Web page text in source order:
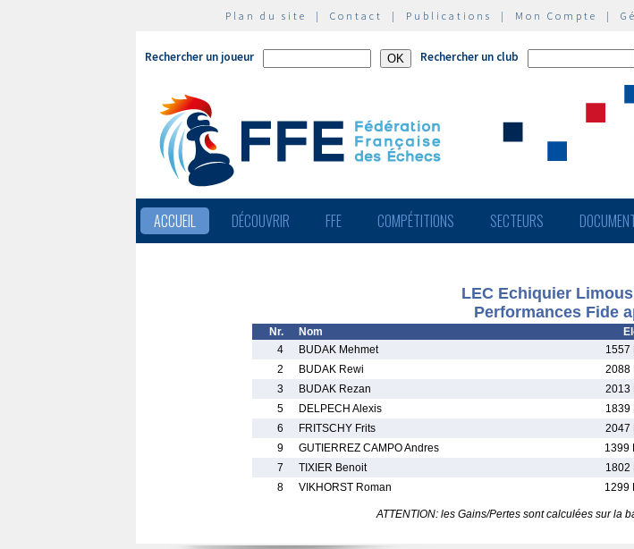
Plan du site | Contact | Publications | Mon Compte |
Rechercher un joueur Rechercher un club
ACCUEIL DÉCOUVRIR FFE COMPÉTITIONS SECTEURS
LEC Echiquier
Performances Fide
Nr. Nom
4
BUDAK Mehmet 1557
2
BUDAK Rewi 2088
3
BUDAK Rezan 2013
5
DELPECH Alexis 1839
6
FRITSCHY Frits 2047
9
GUTIERREZ CAMPO Andres 1399
7
TIXIER Benoit 1802
8
VIKHORST Roman 1299
ATTENTION: les Gains/Pertes sont calculées sur la